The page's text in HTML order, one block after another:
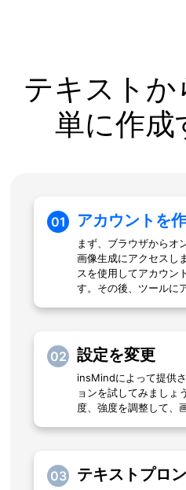
テキストか
単に作成
01 アカウントを
まず、ブラウザからオ
画像生成にアクセスし
スを使用してアカウン
す。その後、ツールに
02 設定を変更
insMindによって提供
ョンを試してみましょ
度、強度を調整して、
03 テキストプロ